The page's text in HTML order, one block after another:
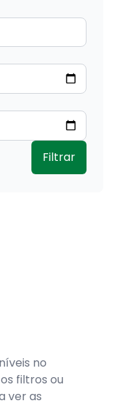
Filtrar
no
filtros ou
ver as